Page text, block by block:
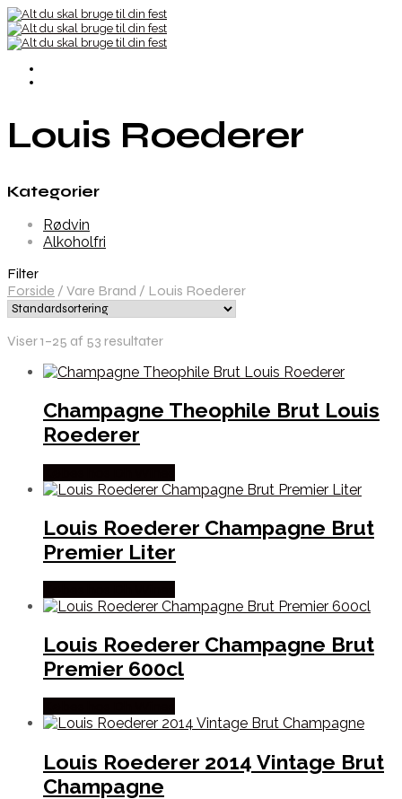
Louis Roederer
Kategorier
Rødvin
Alkoholfri
Filter
Forside / Vare Brand / Louis Roederer
Viser 1–25 af 53 resultater
Champagne Theophile Brut Louis
Roederer
Louis Roederer Champagne Brut
Premier Liter
Louis Roederer Champagne Brut
Premier 600cl
Louis Roederer 2014 Vintage Brut
Champagne